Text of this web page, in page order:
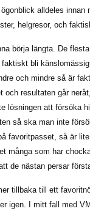
alldeles innan
helgresor, och
börja längta. De
bli
och mindre så är
och resultaten går
lösningen att försöka
så ska man inte
favoritpasset, så är
många som har
de nästan persar
tillbaka till ett
igen. I mitt fall med